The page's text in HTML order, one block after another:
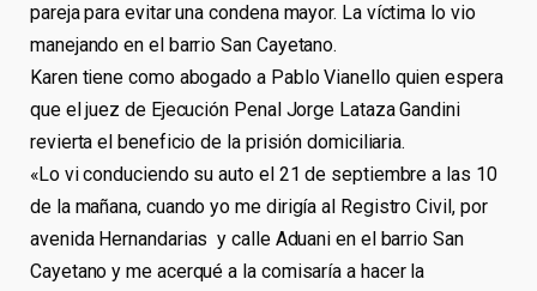
pareja para evitar una condena mayor. La víctima lo vio
manejando en el barrio San Cayetano.
Karen tiene como abogado a Pablo Vianello quien espera
que el juez de Ejecución Penal Jorge Lataza Gandini
revierta el beneficio de la prisión domiciliaria.
«Lo vi conduciendo su auto el 21 de septiembre a las 10
de la mañana, cuando yo me dirigía al Registro Civil, por
avenida Hernandarias y calle Aduani en el barrio San
Cayetano y me acerqué a la comisaría a hacer la